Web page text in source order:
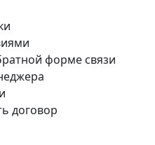
форме связи
договор